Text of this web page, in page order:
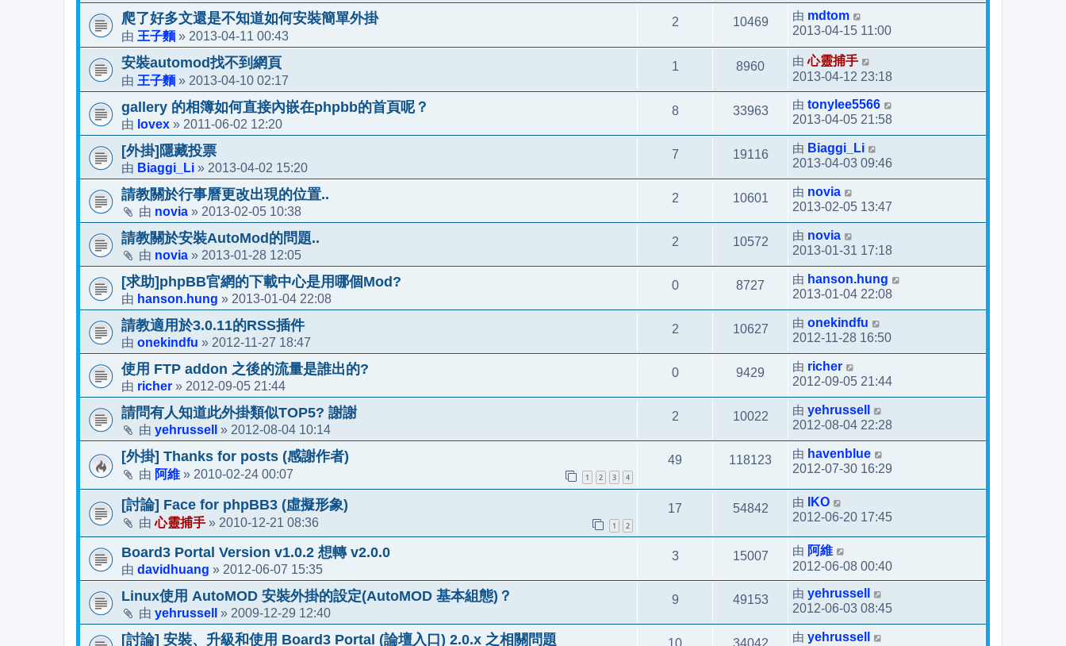
爬了好多文還是不知道如何安裝簡單外掛
由 王子麵 » 2013-04-11 00:43
2 10469 由 mdtom
2013-04-15 11:00
安裝automod找不到網頁
由 王子麵 » 2013-04-10 02:17
1 8960 由心靈捕手
2013-04-12 23:18
gallery 的相簿如何直接內嵌在phpbb的首頁呢？
由 lovex » 2011-06-02 12:20
8 33963 由 tonylee5566
2013-04-05 21:58
[外掛]隱藏投票
由 Biaggi_Li » 2013-04-02 15:20
7 19116 由 Biaggi_Li
2013-04-03 09:46
請教關於行事曆更改出現的位置..
由 novia » 2013-02-05 10:38
2 10601 由 novia
2013-02-05 13:47
請教關於安裝AutoMod的問題..
由 novia » 2013-01-28 12:05
2 10572 由 novia
2013-01-31 17:18
[求助]phpBB官網的下載中心是用哪個Mod?
由 hanson.hung » 2013-01-04 22:08
0 8727 由 hanson.hung
2013-01-04 22:08
請教適用於3.0.11的RSS插件
由 onekindfu » 2012-11-27 18:47
2 10627 由 onekindfu
2012-11-28 16:50
使用 FTP addon 之後的流量是誰出的?
由 richer » 2012-09-05 21:44
0 9429 由 richer
2012-09-05 21:44
請問有人知道此外掛類似TOP5? 謝謝
由 yehrussell » 2012-08-04 10:14
2 10022 由 yehrussell
2012-08-04 22:28
[外掛] Thanks for posts (感謝作者)
由 阿維 » 2010-02-24 00:07 1 2 3 4
49 118123 由 havenblue
2012-07-30 16:29
[討論] Face for phpBB3 (虛擬形象)
由心靈捕手 » 2010-12-21 08:36 1 2
17 54842 由
IKO
2012-06-20 17:45
Board3 Portal Version v1.0.2 想轉 v2.0.0
由 davidhuang » 2012-06-07 15:35
3 15007 由 阿維
2012-06-08 00:40
Linux使用 AutoMOD 安裝外掛的設定(AutoMOD 基本組態)？
由 yehrussell » 2009-12-29 12:40
9 49153 由 yehrussell
2012-06-03 08:45
[討論] 安裝、升級和使用 Board3 Portal (論壇入口) 2.0.x 之相關問題 10 34042 由 yehrussell